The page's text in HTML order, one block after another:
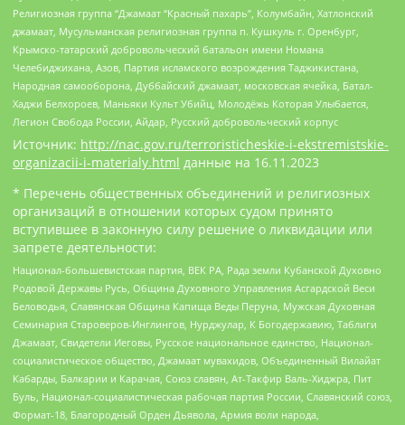
Религиозная группа “Джамаат “Красный пахарь”, Колумбайн, Хатлонский
джамаат, Мусульманская религиозная группа п. Кушкуль г. Оренбург,
Крымско-татарский добровольческий батальон имени Номана
Челебиджихана, Азов, Партия исламского возрождения Таджикистана,
Народная самооборона, Дуббайский джамаат, московская ячейка, Батал-
Хаджи Белхороев, Маньяки Культ Убийц, Молодёжь Которая Улыбается,
Легион Свобода России, Айдар, Русский добровольческий корпус
Источник: http://nac.gov.ru/terroristicheskie-i-ekstremistskie-
organizacii-i-materialy.html данные на 16.11.2023
* Перечень общественных объединений и религиозных
организаций в отношении которых судом принято
вступившее в законную силу решение о ликвидации или
запрете деятельности:
Национал-большевистская партия, ВЕК РА, Рада земли Кубанской Духовно
Родовой Державы Русь, Община Духовного Управления Асгардской Веси
Беловодья, Славянская Община Капища Веды Перуна, Мужская Духовная
Семинария Староверов-Инглингов, Нурджулар, К Богодержавию, Таблиги
Джамаат, Свидетели Иеговы, Русское национальное единство, Национал-
социалистическое общество, Джамаат мувахидов, Объединенный Вилайат
Кабарды, Балкарии и Карачая, Союз славян, Ат-Такфир Валь-Хиджра, Пит
Буль, Национал-социалистическая рабочая партия России, Славянский союз,
Формат-18, Благородный Орден Дьявола, Армия воли народа,